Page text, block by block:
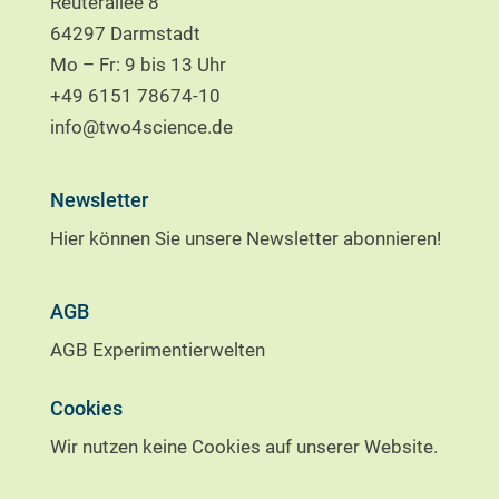
64297 Darmstadt
Mo – Fr: 9 bis 13 Uhr
+49 6151 78674-10
info@two4science.de
Newsletter
Hier können Sie unsere Newsletter abonnieren!
AGB
AGB Experimentierwelten
Cookies
Wir nutzen keine Cookies auf unserer Website.